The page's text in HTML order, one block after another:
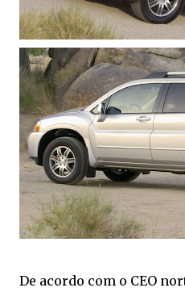
De acordo com o CEO